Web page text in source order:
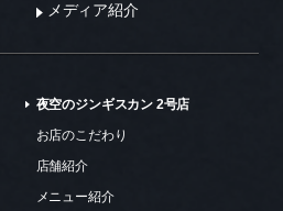
メディア紹介
夜空のジンギスカン 2号店
お店のこだわり
店舗紹介
メニュー紹介